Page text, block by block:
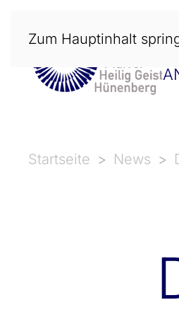
Zum Hauptinhalt
Startseite News